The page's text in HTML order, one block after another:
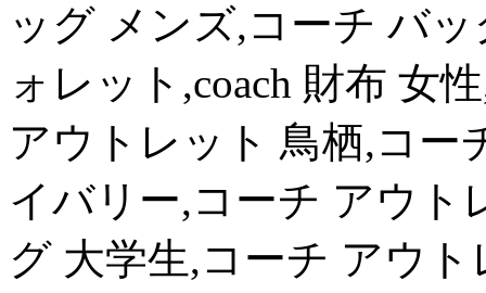
ッグ メンズ,コーチ バ
ォレット,coach 財布 女
アウトレット 鳥栖,コー
イバリー,コーチ アウト
グ 大学生,コーチ アウ